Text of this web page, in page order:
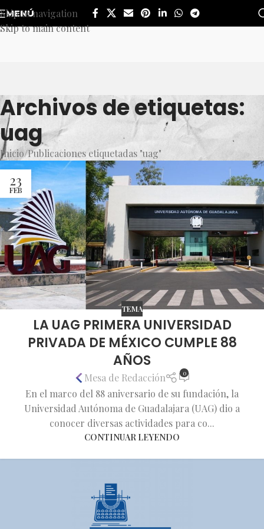
Skip to navigation
Skip to main content
MENÚ
Archivos de etiquetas:
uag
Inicio Publicaciones etiquetadas "uag"
23
FEB
TEMA
LA UAG PRIMERA UNIVERSIDAD
PRIVADA DE MÉXICO CUMPLE 88
AÑOS
Mesa de Redacción 0
En el marco del 88 aniversario de su fundación, la
Universidad Autónoma de Guadalajara (UAG) dio a
conocer diversas actividades para co...
CONTINUAR LEYENDO